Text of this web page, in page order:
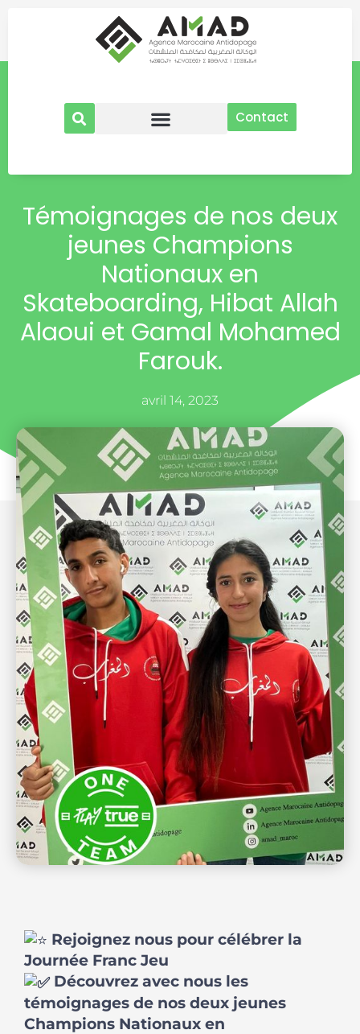
Contact
Témoignages de nos deux
jeunes Champions
Nationaux en
Skateboarding, Hibat Allah
Alaoui et Gamal Mohamed
Farouk.
avril 14, 2023
Rejoignez nous pour célébrer la
Journée Franc Jeu
Découvrez avec nous les
témoignages de nos deux jeunes
Champions Nationaux en